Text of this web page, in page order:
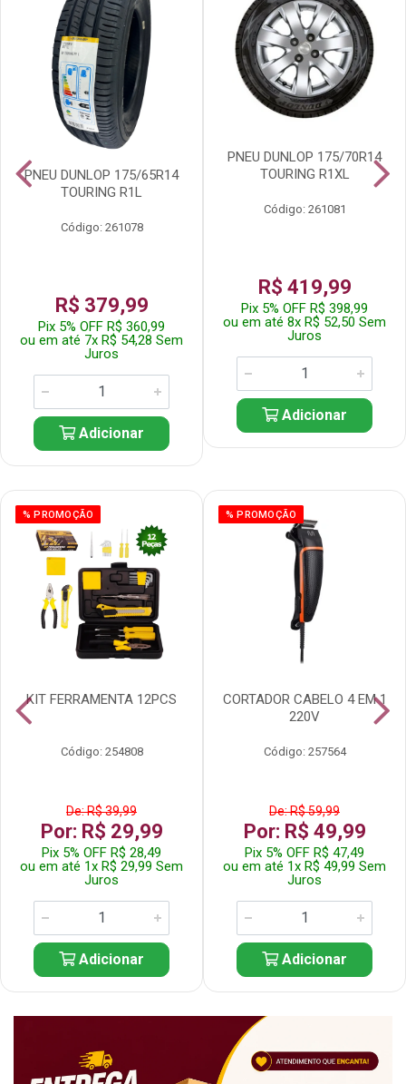
PNEU DUNLOP 175/65R14
TOURING R1L
Código: 261078
R$ 379,99
Pix 5% OFF R$ 360,99
ou em até 7x R$ 54,28 Sem
Juros
Adicionar
PNEU DUNLOP 175/70R14
TOURING R1XL
Código: 261081
R$ 419,99
Pix 5% OFF R$ 398,99
ou em até 8x R$ 52,50 Sem
Juros
Adicionar
% PROMOÇÃO
KIT FERRAMENTA 12PCS
Código: 254808
De: R$ 39,99
Por: R$ 29,99
Pix 5% OFF R$ 28,49
ou em até 1x R$ 29,99 Sem
Juros
Adicionar
% PROMOÇÃO
CORTADOR CABELO 4 EM 1
220V
Código: 257564
De: R$ 59,99
Por: R$ 49,99
Pix 5% OFF R$ 47,49
ou em até 1x R$ 49,99 Sem
Juros
Adicionar